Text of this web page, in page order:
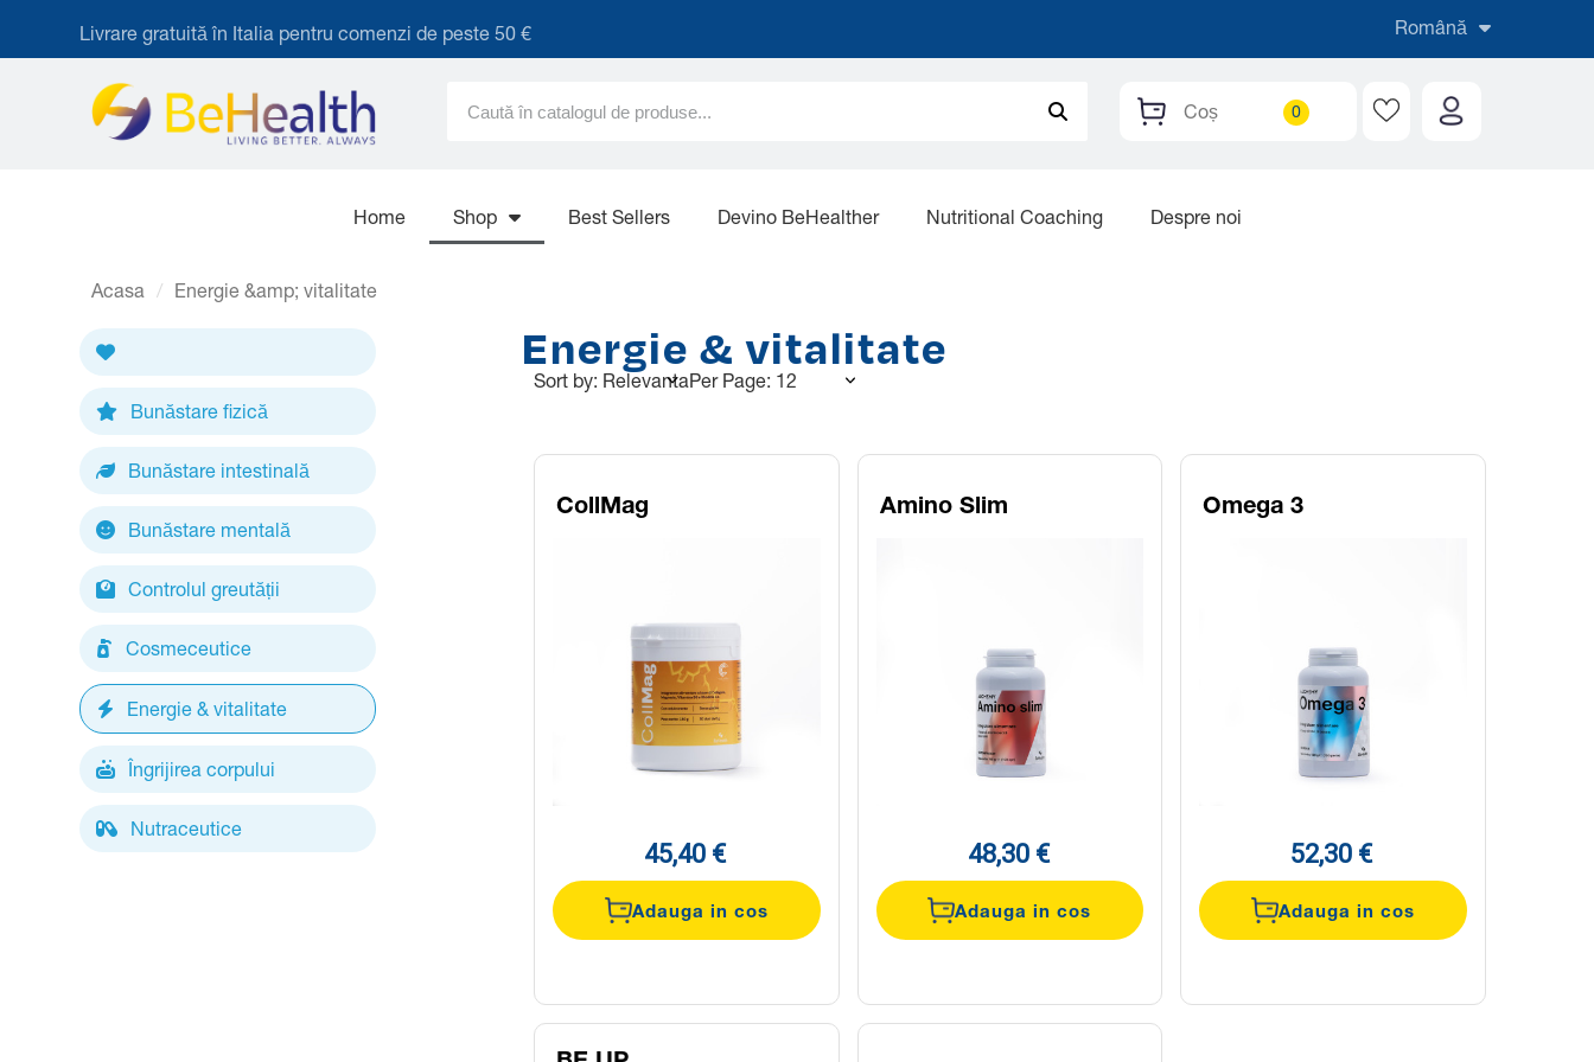
Livrare gratuită în Italia pentru comenzi de peste 50 € Română
Coș
Home Shop Best Sellers Devino BeHealther Nutritional Coaching Despre noi
Acasa Energie &amp; vitalitate
Bunăstare fizică
Bunăstare intestinală
Bunăstare mentală
Controlul greutății
Cosmeceutice
Energie & vitalitate
Îngrijirea corpului
Nutraceutice
Energie & vitalitate
Sort by: RelevantaPer Page: 12
CollMag
45,40 €
Adauga in cos
Amino Slim
48,30 €
Adauga in cos
Omega 3
52,30 €
Adauga in cos